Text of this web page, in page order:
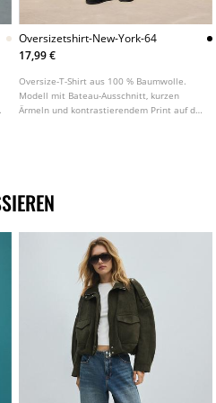
Oversizetshirt-New-York-64
17,99 €
Oversize-T-Shirt aus 100 % Baumwolle.
Modell mit Bateau-Ausschnitt, kurzen
Ärmeln und kontrastierendem Print auf der